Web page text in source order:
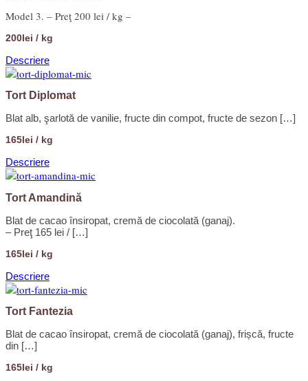
Model 3. – Preţ 200 lei / kg –
200lei / kg
Descriere
Tort Diplomat
Blat alb, şarlotă de vanilie, fructe din compot, fructe de sezon […]
165lei / kg
Descriere
Tort Amandină
Blat de cacao însiropat, cremă de ciocolată (ganaj).
– Preţ 165 lei / […]
165lei / kg
Descriere
Tort Fantezia
Blat de cacao însiropat, cremă de ciocolată (ganaj), frișcă, fructe
din […]
165lei / kg